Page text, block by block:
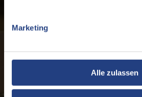
Marketing
Alle zulassen
